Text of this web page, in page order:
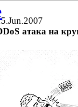
атака на